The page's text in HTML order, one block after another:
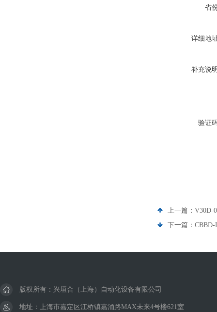
省
详细地
补充说
验证
上一篇： V30D-
下一篇：
版权所有：兴垣合（上海）自动化设备有限公司
地址：上海市嘉定区江桥镇嘉涌路MAX未来4号楼621室